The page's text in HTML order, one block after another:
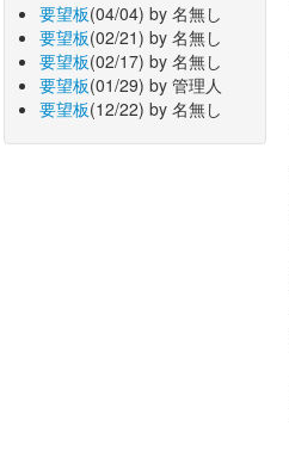
要望板(04/04) by 名無し
要望板(02/21) by 名無し
要望板(02/17) by 名無し
要望板(01/29) by 管理人
要望板(12/22) by 名無し